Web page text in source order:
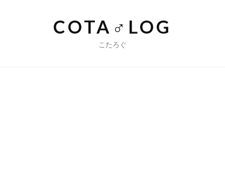
COTA♂LOG
こたろぐ